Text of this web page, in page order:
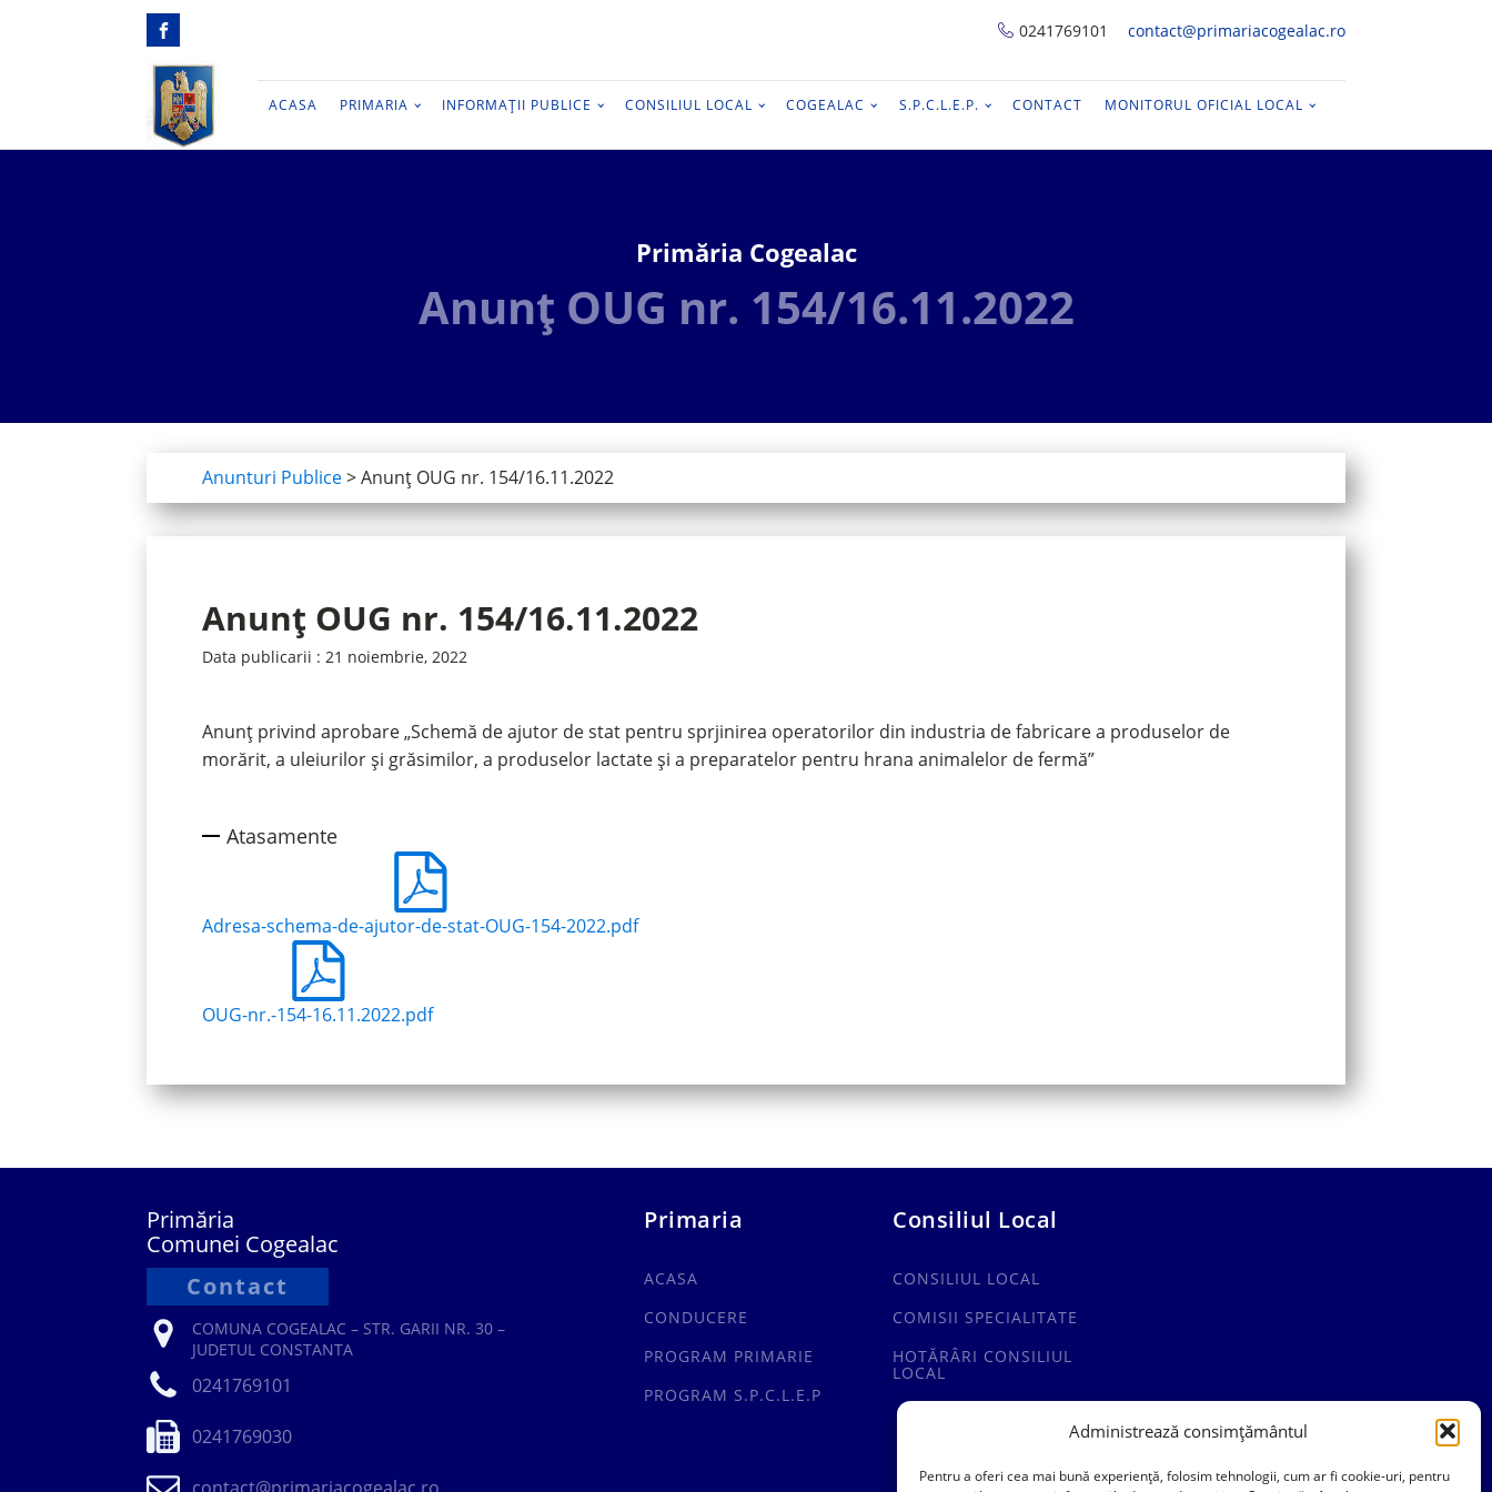
Administrează consimțământul
Pentru a oferi cea mai bună experiență, folosim tehnologii, cum ar fi cookie-uri, pentru
0241769101 contact@primariacogealac.ro
ACASA PRIMARIA INFORMAȚII PUBLICE CONSILIUL LOCAL COGEALAC S.P.C.L.E.P. CONTACT MONITORUL OFICIAL LOCAL
Primăria Cogealac
Anunț OUG nr. 154/16.11.2022
Anunturi Publice>Anunț OUG nr. 154/16.11.2022
Anunț OUG nr. 154/16.11.2022
Data publicarii : 21 noiembrie, 2022
Anunț privind aprobare „Schemă de ajutor de stat pentru sprjinirea operatorilor din industria de fabricare a produselor de
morărit, a uleiurilor și grăsimilor, a produselor lactate și a preparatelor pentru hrana animalelor de fermă”
Atasamente
Adresa-schema-de-ajutor-de-stat-OUG-154-2022.pdf
OUG-nr.-154-16.11.2022.pdf
Primăria
Comunei Cogealac
Contact
COMUNA COGEALAC – STR. GARII NR. 30 –
JUDETUL CONSTANTA
0241769101
0241769030
Primaria
ACASA
CONDUCERE
PROGRAM PRIMARIE
PROGRAM S.P.C.L.E.P
Consiliul Local
CONSILIUL LOCAL
COMISII SPECIALITATE
HOTĂRÂRI CONSILIUL
LOCAL